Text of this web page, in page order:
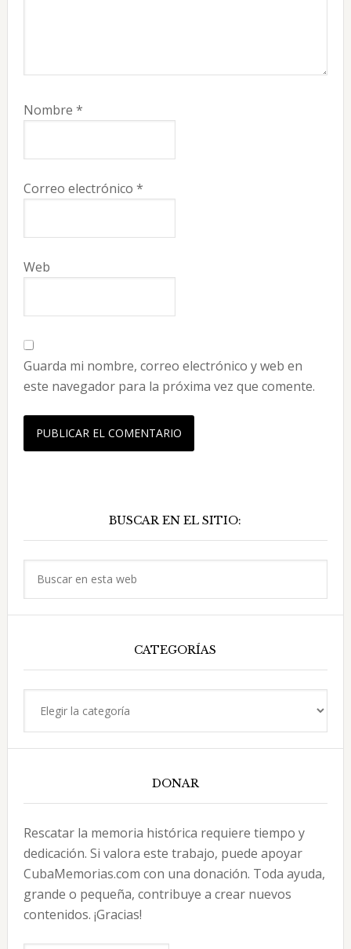
Nombre *
Correo electrónico *
Web
Guarda mi nombre, correo electrónico y web en
este navegador para la próxima vez que comente.
principal
BUSCAR EN EL SITIO:
CATEGORÍAS
DONAR
Rescatar la memoria histórica requiere tiempo y
dedicación. Si valora este trabajo, puede apoyar
CubaMemorias.com con una donación. Toda ayuda,
grande o pequeña, contribuye a crear nuevos
contenidos. ¡Gracias!